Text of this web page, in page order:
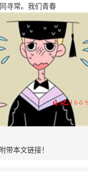
寻常。我们青春
带本文链接！